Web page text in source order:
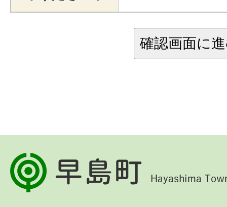
早
島